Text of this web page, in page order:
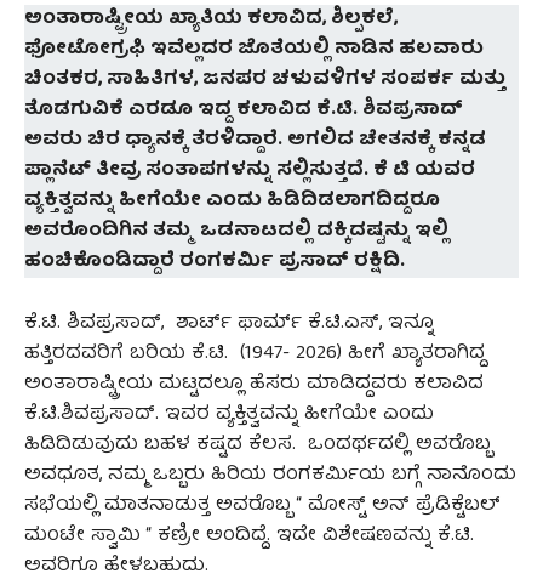
ಅಂತಾರಾಷ್ಟ್ರೀಯ ಖ್ಯಾತಿಯ ಕಲಾವಿದ, ಶಿಲ್ಪಕಲೆ,
ಫೋಟೋಗ್ರಫಿ ಇವೆಲ್ಲದರ ಜೊತೆಯಲ್ಲಿ ನಾಡಿನ ಹಲವಾರು
ಚಿಂತಕರ, ಸಾಹಿತಿಗಳ, ಜನಪರ ಚಳುವಳಿಗಳ ಸಂಪರ್ಕ ಮತ್ತು
ತೊಡಗುವಿಕೆ ಎರಡೂ ಇದ್ದ ಕಲಾವಿದ ಕೆ.ಟಿ. ಶಿವಪ್ರಸಾದ್
ಅವರು ಚಿರ ಧ್ಯಾನಕ್ಕೆ ತೆರಳಿದ್ದಾರೆ. ಅಗಲಿದ ಚೇತನಕ್ಕೆ ಕನ್ನಡ
ಪ್ಲಾನೆಟ್‌ ತೀವ್ರ ಸಂತಾಪಗಳನ್ನು ಸಲ್ಲಿಸುತ್ತದೆ. ಕೆ ಟಿ ಯವರ
ವ್ಯಕ್ತಿತ್ವವನ್ನು ಹೀಗೆಯೇ ಎಂದು ಹಿಡಿದಿಡಲಾಗದಿದ್ದರೂ
ಅವರೊಂದಿಗಿನ ತಮ್ಮ ಒಡನಾಟದಲ್ಲಿ ದಕ್ಕಿದಷ್ಟನ್ನು ಇಲ್ಲಿ
ಹಂಚಿಕೊಂಡಿದ್ದಾರೆ ರಂಗಕರ್ಮಿ ಪ್ರಸಾದ್‌ ರಕ್ಷಿದಿ.
ಕೆ.ಟಿ. ಶಿವಪ್ರಸಾದ್‌, ಶಾರ್ಟ್‌ ಫಾರ್ಮ್‌ ಕೆ.ಟಿ.ಎಸ್‌, ಇನ್ನೂ
ಹತ್ತಿರದವರಿಗೆ ಬರಿಯ ಕೆ.ಟಿ. (1947- 2026) ಹೀಗೆ ಖ್ಯಾತರಾಗಿದ್ದ
ಅಂತಾರಾಷ್ಟ್ರೀಯ ಮಟ್ಟದಲ್ಲೂ ಹೆಸರು ಮಾಡಿದ್ದವರು ಕಲಾವಿದ
ಕೆ.ಟಿ.ಶಿವಪ್ರಸಾದ್‌. ಇವರ ವ್ಯಕ್ತಿತ್ವವನ್ನು ಹೀಗೆಯೇ ಎಂದು
ಹಿಡಿದಿಡುವುದು ಬಹಳ ಕಷ್ಟದ ಕೆಲಸ. ಒಂದರ್ಥದಲ್ಲಿ ಅವರೊಬ್ಬ
ಅವಧೂತ, ನಮ್ಮ ಒಬ್ಬರು ಹಿರಿಯ ರಂಗಕರ್ಮಿಯ ಬಗ್ಗೆ ನಾನೊಂದು
ಸಭೆಯಲ್ಲಿ ಮಾತನಾಡುತ್ತ ಅವರೊಬ್ಬ “ ಮೋಸ್ಟ್‌ ಅನ್ ಪ್ರೆಡಿಕ್ಟೆಬಲ್‌
ಮಂಟೇ ಸ್ವಾಮಿ “ ಕಣ್ರೀ ಅಂದಿದ್ದೆ. ಇದೇ ವಿಶೇಷಣವನ್ನು ಕೆ.ಟಿ.
ಅವರಿಗೂ ಹೇಳಬಹುದು.